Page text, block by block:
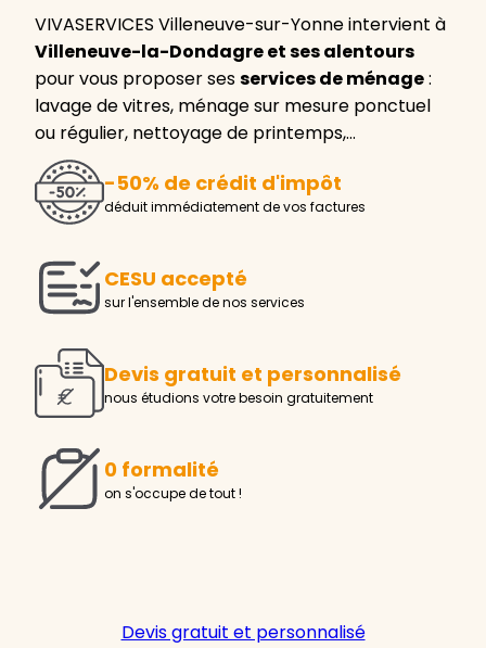
VIVASERVICES Villeneuve-sur-Yonne intervient à
Villeneuve-la-Dondagre et ses alentours
pour vous proposer sesservices de ménage:
lavage de vitres, ménage sur mesure ponctuel
ou régulier, nettoyage de printemps,…
-50% de crédit d'impôt
déduit immédiatement de vos factures
CESU accepté
sur l'ensemble de nos services
Devis gratuit et personnalisé
nous étudions votre besoin gratuitement
0 formalité
on s'occupe de tout !
Devis gratuit et personnalisé